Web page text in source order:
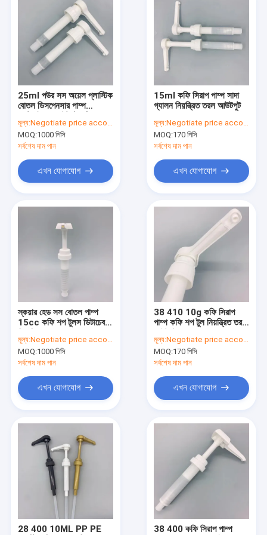
আমাদের সম্পর্কে
প্লাস্টিক সিরাপ পাম্প
সিরাপ ডিসপেনসার পাম্প
এক্রাইলিক এয়ারলেস বোতল
পিপি প্লাস্টিকের জার
প্লাস্টিকের পাম্প মাথা
প্লাস্টিকের বোতল ড্রপার
25ml পউর সস অয়েল প্লাস্টিক
বোতল ডিসপেনসার পাম্প
মূল্য:Negotiate price according to order quantity
MOQ:1000 পিসি
সর্বশেষ দাম পান
এখন যোগাযোগ
15ml কফি সিরাপ পাম্প সাদা
গ্যালন নিয়ন্ত্রিত তরল আউটপুট
মূল্য:Negotiate price according to order quantity
MOQ:170 পিসি
সর্বশেষ দাম পান
এখন যোগাযোগ
স্কয়ার হেড সস বোতল পাম্প
15cc কফি শপ টুলস ডিটাচেবল
মূল্য:Negotiate price according to order quantity
MOQ:1000 পিসি
সর্বশেষ দাম পান
এখন যোগাযোগ
38 410 10g কফি সিরাপ
পাম্প কফি শপ টুল নিয়ন্ত্রিত তরল
মূল্য:Negotiate price according to order quantity
MOQ:170 পিসি
সর্বশেষ দাম পান
এখন যোগাযোগ
28 400 10ML PP PE
38 400 কফি সিরাপ পাম্প